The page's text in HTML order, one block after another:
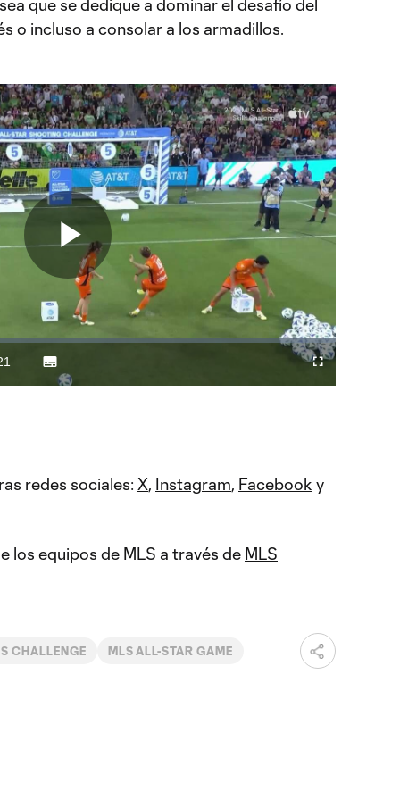
que se dedique a dominar el desafío del
o incluso a consolar a los armadillos.
Play
Video
Subtitles Fullscreen
Difundir
redes sociales: X, Instagram, Facebook y
los equipos de MLS a través de MLS
CHALLENGE MLS ALL-STAR GAME